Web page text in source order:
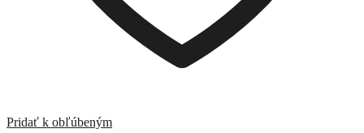
Pridať k obľúbeným